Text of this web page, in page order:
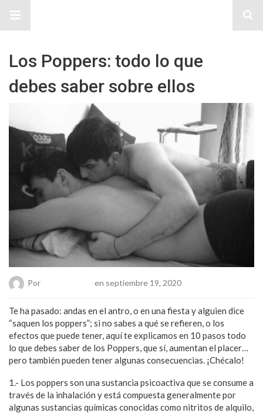
Los Poppers: todo lo que
debes saber sobre ellos
Por en septiembre 19, 2020
Te ha pasado: andas en el antro, o en una fiesta y alguien dice
“saquen los poppers”; si no sabes a qué se refieren, o los
efectos que puede tener, aquí te explicamos en 10 pasos todo
lo que debes saber de los Poppers, que sí, aumentan el placer…
pero también pueden tener algunas consecuencias. ¡Chécalo!
1.- Los poppers son una sustancia psicoactiva que se consume a
través de la inhalación y está compuesta generalmente por
algunas sustancias químicas conocidas como nitritos de alquilo,